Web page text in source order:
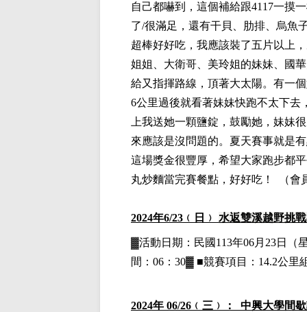
自己都嚇到，這個補給跟4117一摸
了/很滿足，還有干貝、肋排、烏魚
超棒好好吃，我應該裝了五片以上
姐姐、大衛哥、美玲姐的妹妹、國
給又指揮路線，頂著大太陽。有一
6公里過後就看著妹妹快跑不太下去
上我送她一顆鹽錠，鼓勵她，妹妹
來應該是沒問題的。夏天賽事就是
這場獎金很豐厚，希望大家跑步都
丸炒麵當完賽餐點，好好吃！
（會
2024年6/23 ﹙日﹚ 水返雙溪越野挑
▓活動日期： 民國113年06月23日
（
間：06：30▓ ■競賽項目：14.2公里
2024年 06/26﹙三﹚： 中興大學間